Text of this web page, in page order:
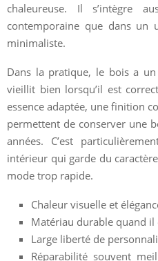
chaleureuse. Il s’intègre
contemporaine que dans un
minimaliste.
Dans la pratique, le bois a
vieillit bien lorsqu’il est
essence adaptée, une finition
permettent de conserver une
années. C’est
intérieur qui garde du
mode trop rapide.
Chaleur visuelle et
Matériau durable quand il
Large liberté de
Réparabilité souvent